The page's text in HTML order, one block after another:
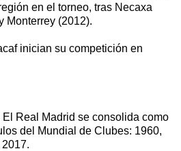
en el torneo, tras Necaxa
Monterrey (2012).
inician su competición en
Real Madrid se consolida como
del Mundial de Clubes: 1960,